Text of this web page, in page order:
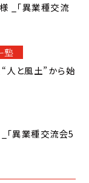
_「異業種交流
塾
人と風土”から始
「異業種交流会5